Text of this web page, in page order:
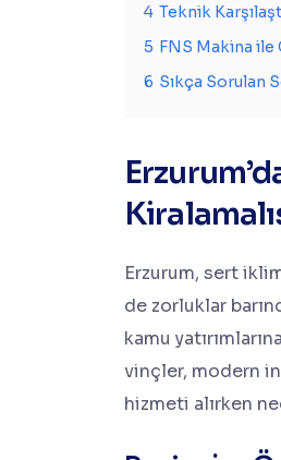
4 Teknik
5 FNS Makina ile
6 Sıkça Sorulan
Erzurum, sert
de zorluklar
kamu
vinçler, modern
hizmeti alırken